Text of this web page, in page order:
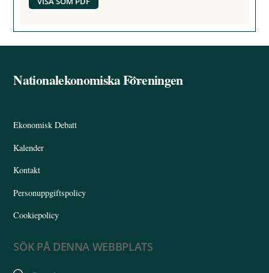
Back
Nationalekonomiska Föreningen
Ekonomisk Debatt
Kalender
Kontakt
Personuppgiftspolicy
Cookiepolicy
SÖK PÅ DENNA WEBBPLATS